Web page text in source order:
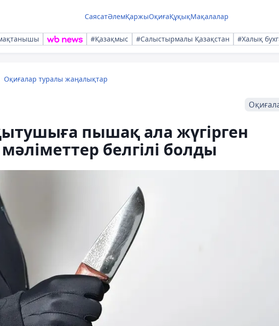
СаясатӘлемҚаржыОқиғаҚұқықМақалалар
#Қазақмыс #Салыстырмалы Қазақстан #Халық
Оқиғалар туралы жаңалықтар
пышақ ала жүгірген
белгілі болды